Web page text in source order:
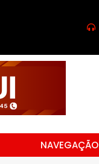
NAVEGAÇÃO